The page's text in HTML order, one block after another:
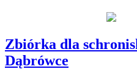
Zbiórka dla
Dąbrówce